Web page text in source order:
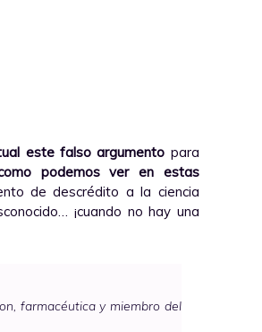
este falso argumento para
podemos ver en estas
de descrédito a la ciencia
¡cuando no hay una
farmacéutica y miembro del